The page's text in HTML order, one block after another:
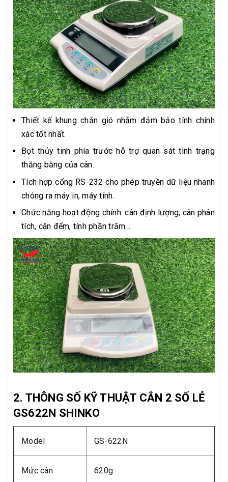
Thiết kế khung chắn gió nhằm đảm bảo tính chính
xác tốt nhất.
Bọt thủy tinh phía trước hỗ trợ quan sát tình trạng
thăng bằng của cân.
Tích hợp cổng RS-232 cho phép truyền dữ liệu nhanh
chóng ra máy in, máy tính.
Chức năng hoạt động chính: cân định lượng, cân phân
tích, cân đếm, tính phần trăm...
2. THÔNG SỐ KỸ THUẬT CÂN 2 SỐ LẺ
GS622N SHINKO
Model GS-622N
Mức cân 620g